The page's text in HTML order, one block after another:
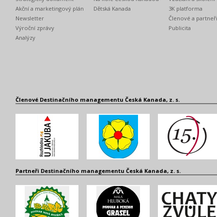
Akční a marketingový plán
Newsletter
Výroční zprávy
Analýzy
Dětská Kanada
3K platforma
Členové a partneři
Publicita
Členové Destinačního managementu Česká Kanada, z. s.
Partneři Destinačního managementu Česká Kanada, z. s.